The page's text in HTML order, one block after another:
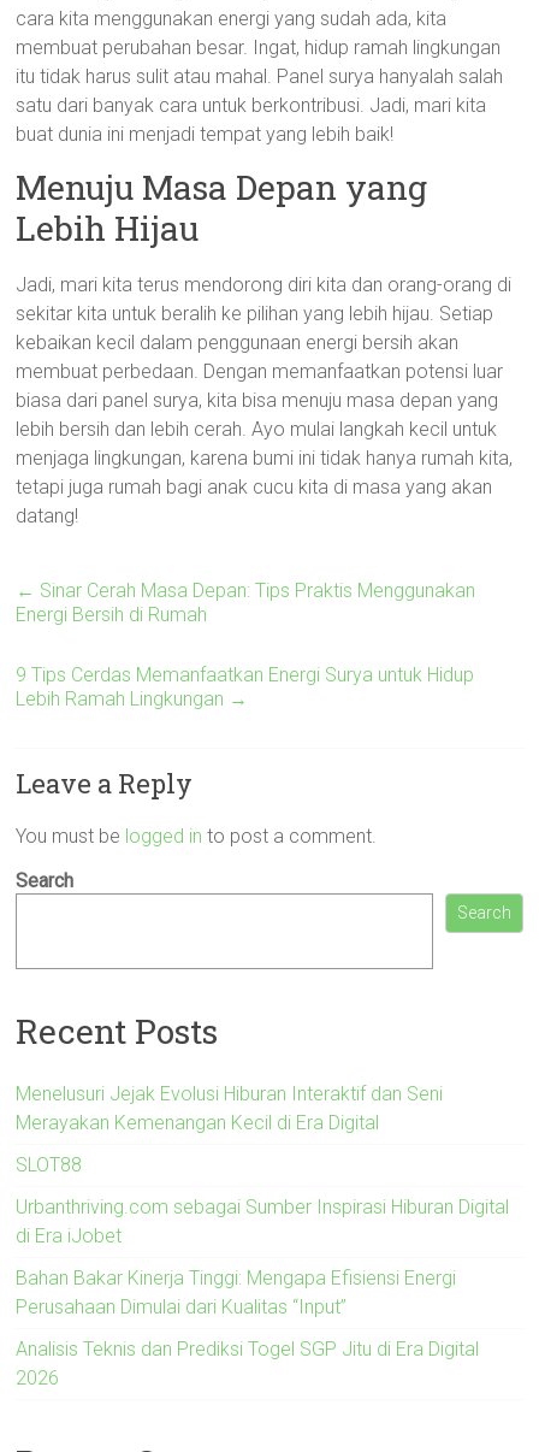
cara kita menggunakan energi yang sudah ada, kita
membuat perubahan besar. Ingat, hidup ramah lingkungan
itu tidak harus sulit atau mahal. Panel surya hanyalah salah
satu dari banyak cara untuk berkontribusi. Jadi, mari kita
buat dunia ini menjadi tempat yang lebih baik!
Menuju Masa Depan yang
Lebih Hijau
Jadi, mari kita terus mendorong diri kita dan orang-orang di
sekitar kita untuk beralih ke pilihan yang lebih hijau. Setiap
kebaikan kecil dalam penggunaan energi bersih akan
membuat perbedaan. Dengan memanfaatkan potensi luar
biasa dari panel surya, kita bisa menuju masa depan yang
lebih bersih dan lebih cerah. Ayo mulai langkah kecil untuk
menjaga lingkungan, karena bumi ini tidak hanya rumah kita,
tetapi juga rumah bagi anak cucu kita di masa yang akan
datang!
← Sinar Cerah Masa Depan: Tips Praktis Menggunakan
Energi Bersih di Rumah
9 Tips Cerdas Memanfaatkan Energi Surya untuk Hidup
Lebih Ramah Lingkungan →
Leave a Reply
You must be logged in to post a comment.
Search
Search
Recent Posts
Menelusuri Jejak Evolusi Hiburan Interaktif dan Seni
Merayakan Kemenangan Kecil di Era Digital
SLOT88
Urbanthriving.com sebagai Sumber Inspirasi Hiburan Digital
di Era iJobet
Bahan Bakar Kinerja Tinggi: Mengapa Efisiensi Energi
Perusahaan Dimulai dari Kualitas “Input”
Analisis Teknis dan Prediksi Togel SGP Jitu di Era Digital
2026